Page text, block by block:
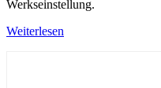
Werkseinstellung.
Weiterlesen